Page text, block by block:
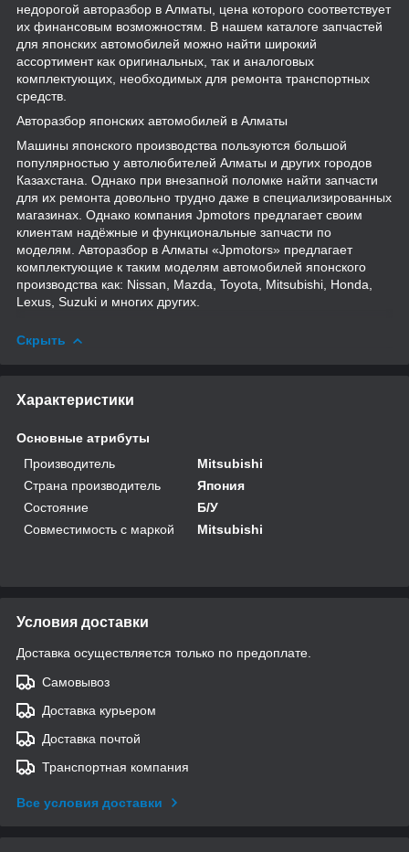
недорогой авторазбор в Алматы, цена которого соответствует
их финансовым возможностям. В нашем каталоге запчастей
для японских автомобилей можно найти широкий
ассортимент как оригинальных, так и аналоговых
комплектующих, необходимых для ремонта транспортных
средств.
Авторазбор японских автомобилей в Алматы
Машины японского производства пользуются большой
популярностью у автолюбителей Алматы и других городов
Казахстана. Однако при внезапной поломке найти запчасти
для их ремонта довольно трудно даже в специализированных
магазинах. Однако компания Jpmotors предлагает своим
клиентам надёжные и функциональные запчасти по
моделям. Авторазбор в Алматы «Jpmotors» предлагает
комплектующие к таким моделям автомобилей японского
производства как: Nissan, Mazda, Toyota, Mitsubishi, Honda,
Lexus, Suzuki и многих других.
Скрыть
Характеристики
Основные атрибуты
Производитель
Mitsubishi
Страна производитель
Япония
Состояние
Б/У
Совместимость с маркой
Mitsubishi
Условия доставки
Доставка осуществляется только по предоплате.
Самовывоз
Доставка курьером
Доставка почтой
Транспортная компания
Все условия доставки